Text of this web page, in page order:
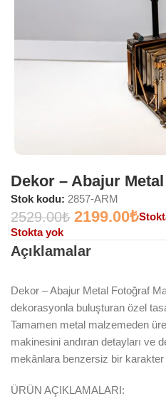
Dekor – Abajur
Stok kodu: 2857-ARM
2529.00₺ 2199.00₺
Stokta yok
Açıklamalar
Dekor – Abajur Metal Fotoğraf
dekorasyonla buluşturan özel
Tamamen metal malzemeden
makinesini andıran detayları ve
mekânlara benzersiz bir karakter
ÜRÜN AÇIKLAMALARI: